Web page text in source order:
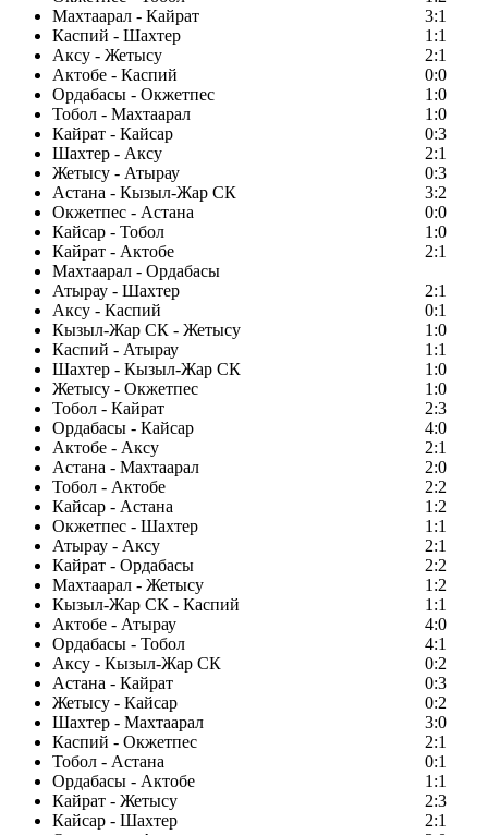
Махтаарал - Кайрат
3:1
Каспий - Шахтер
1:1
Аксу - Жетысу
2:1
Актобе - Каспий
0:0
Ордабасы - Окжетпес
1:0
Тобол - Махтаарал
1:0
Кайрат - Кайсар
0:3
Шахтер - Аксу
2:1
Жетысу - Атырау
0:3
Астана - Кызыл-Жар СК
3:2
Окжетпес - Астана
0:0
Кайсар - Тобол
1:0
Кайрат - Актобе
2:1
Махтаарал - Ордабасы
Атырау - Шахтер
2:1
Аксу - Каспий
0:1
Кызыл-Жар СК - Жетысу
1:0
Каспий - Атырау
1:1
Шахтер - Кызыл-Жар СК
1:0
Жетысу - Окжетпес
1:0
Тобол - Кайрат
2:3
Ордабасы - Кайсар
4:0
Актобе - Аксу
2:1
Астана - Махтаарал
2:0
Тобол - Актобе
2:2
Кайсар - Астана
1:2
Окжетпес - Шахтер
1:1
Атырау - Аксу
2:1
Кайрат - Ордабасы
2:2
Махтаарал - Жетысу
1:2
Кызыл-Жар СК - Каспий
1:1
Актобе - Атырау
4:0
Ордабасы - Тобол
4:1
Аксу - Кызыл-Жар СК
0:2
Астана - Кайрат
0:3
Жетысу - Кайсар
0:2
Шахтер - Махтаарал
3:0
Каспий - Окжетпес
2:1
Тобол - Астана
0:1
Ордабасы - Актобе
1:1
Кайрат - Жетысу
2:3
Кайсар - Шахтер
2:1